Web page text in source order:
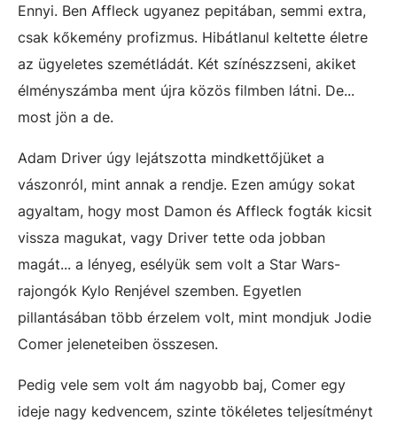
Ennyi. Ben Affleck ugyanez pepitában, semmi extra,
csak kőkemény profizmus. Hibátlanul keltette életre
az ügyeletes szemétládát. Két színészzseni, akiket
élményszámba ment újra közös filmben látni. De...
most jön a de.
Adam Driver úgy lejátszotta mindkettőjüket a
vászonról, mint annak a rendje. Ezen amúgy sokat
agyaltam, hogy most Damon és Affleck fogták kicsit
vissza magukat, vagy Driver tette oda jobban
magát... a lényeg, esélyük sem volt a Star Wars-
rajongók Kylo Renjével szemben. Egyetlen
pillantásában több érzelem volt, mint mondjuk Jodie
Comer jeleneteiben összesen.
Pedig vele sem volt ám nagyobb baj, Comer egy
ideje nagy kedvencem, szinte tökéletes teljesítményt